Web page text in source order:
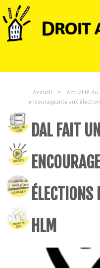
Accueil » Actualité du
encourageante aux
DAL FAIT
HLM